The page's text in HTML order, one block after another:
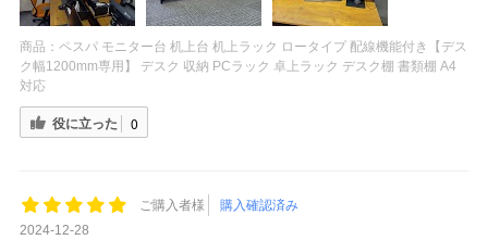
商品： ペスパ モニター台 机上台 机上ラック ロータイプ 配線機能付き【デス
ク幅1200mm専用】 デスク 収納 PCラック 卓上ラック デスク棚 書類棚 A4
対応
役に立った 0
ご購入者様
購入確認済み
2024-12-28